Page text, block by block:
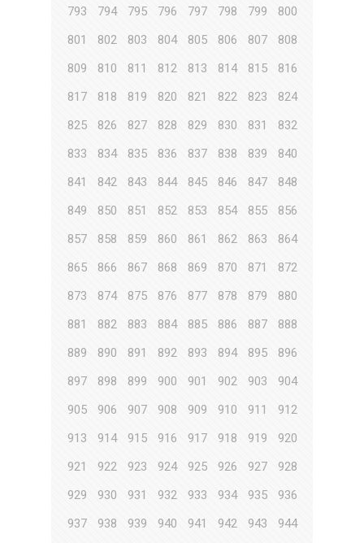
793
794 795 796 797 798 799
800
801
802 803 804 805 806 807
808
809
810 811 812 813 814 815
816
817
818 819 820 821 822 823
824
825
826 827 828 829 830 831
832
833
834 835 836 837 838 839
840
841
842 843 844 845 846 847
848
849
850 851 852 853 854 855
856
857
858 859 860 861 862 863
864
865
866 867 868 869 870 871
872
873
874 875 876 877 878 879
880
881
882 883 884 885 886 887
888
889
890 891 892 893 894 895
896
897
898 899 900 901 902 903
904
905
906 907 908 909 910 911
912
913
914 915 916 917 918 919
920
921
922 923 924 925 926 927
928
929
930 931 932 933 934 935
936
937
938 939 940 941 942 943
944